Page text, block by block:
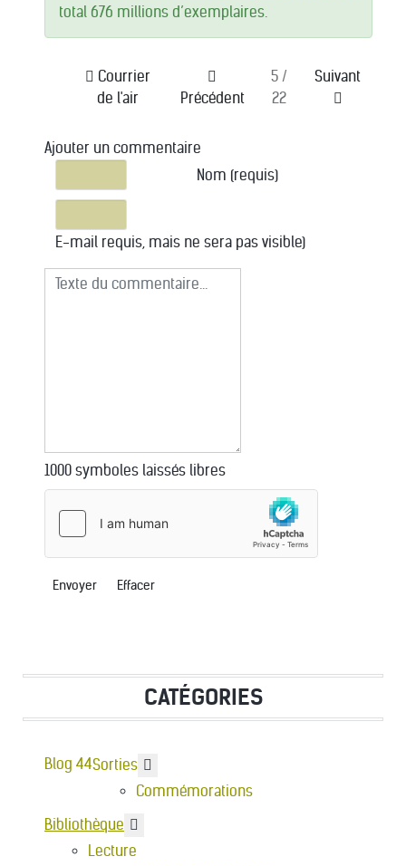
total 676 millions d’exemplaires.
Courrier
de l'air
Précédent
5 /
22
Suivant
Ajouter un commentaire
Nom (requis)
E-mail requis, mais ne sera pas visible)
1000 symboles laissés libres
Envoyer Effacer
CATÉGORIES
Blog 44Sorties
Commémorations
Bibliothèque
Lecture